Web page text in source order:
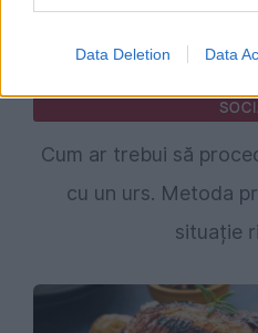
Data Deletion Data
Cum ar trebui să
cu un urs. Metoda
situație